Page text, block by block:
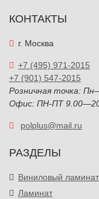
КОНТАКТЫ
г. Москва
+7 (495) 971-2015
+7 (901) 547-2015
Розничная точка:
Офис: ПН-ПТ
polplus@mail.ru
РАЗДЕЛЫ
Виниловый ламинат
Ламинат